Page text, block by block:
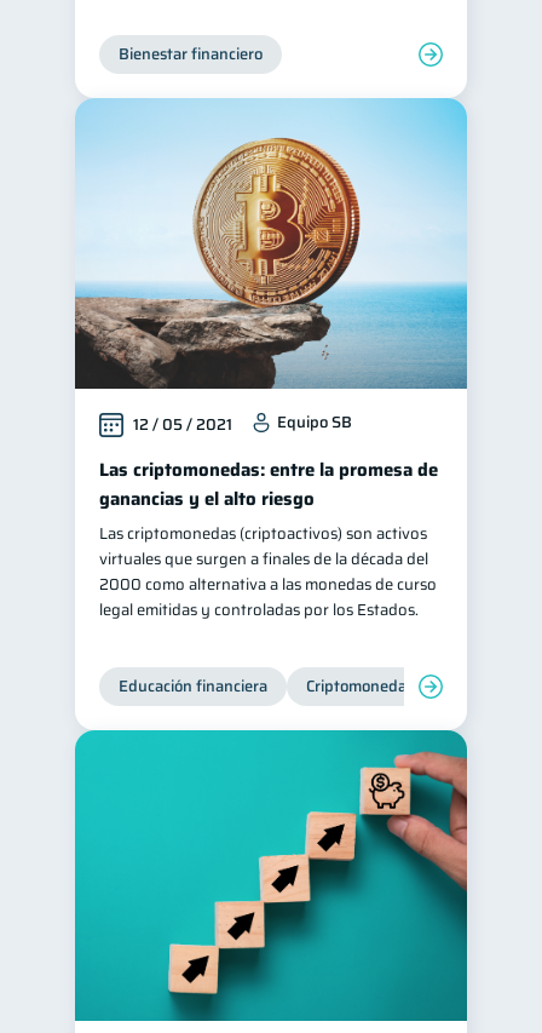
Bienestar financiero
12 / 05 / 2021 Equipo SB
Las criptomonedas: entre la promesa de
ganancias y el alto riesgo
Las criptomonedas (criptoactivos) son activos
virtuales que surgen a finales de la década del
2000 como alternativa a las monedas de curso
legal emitidas y controladas por los Estados.
Educación financiera Criptomonedas